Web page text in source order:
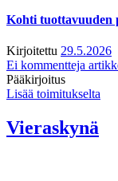
Kohti tuottavuuden
Kirjoitettu 29.5.2026
Ei kommentteja
Pääkirjoitus
Lisää toimitukselta
Vieraskynä